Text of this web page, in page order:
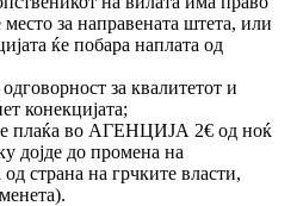
за направената штета, или
ќе побара наплата од
за квалитетот и
конекцијата;
плаќа во АГЕНЦИЈА 2€ од ноќ
дојде до промена на
од страна на грчките власти,